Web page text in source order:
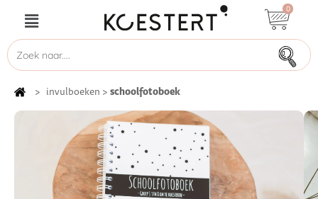
0
> invulboeken > schoolfotoboek